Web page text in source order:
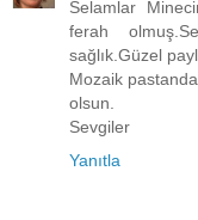
Selamlar
ferah
sağlık.Güzel
Mozaik
olsun.
Sevgiler
Yanıtla